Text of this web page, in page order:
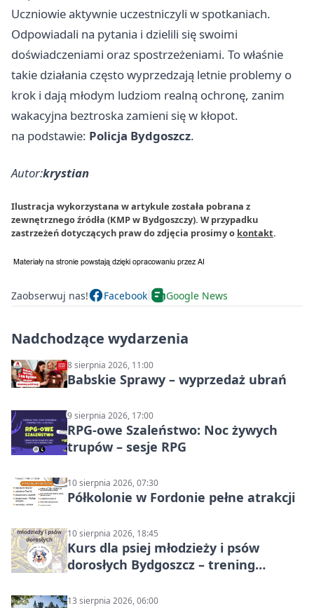
Uczniowie aktywnie uczestniczyli w spotkaniach.
Odpowiadali na pytania i dzielili się swoimi
doświadczeniami oraz spostrzeżeniami. To właśnie
takie działania często wyprzedzają letnie problemy o
krok i dają młodym ludziom realną ochronę, zanim
wakacyjna beztroska zamieni się w kłopot.
na podstawie: Policja Bydgoszcz.
Autor:krystian
Ilustracja wykorzystana w artykule została pobrana z
zewnętrznego źródła (KMP w Bydgoszczy). W przypadku
zastrzeżeń dotyczących praw do zdjęcia prosimy o kontakt.
Zaobserwuj nas! Facebook Google News
Nadchodzące wydarzenia
8 sierpnia 2026, 11:00
Babskie Sprawy – wyprzedaż ubrań
9 sierpnia 2026, 17:00
RPG-owe Szaleństwo: Noc żywych
trupów – sesje RPG
10 sierpnia 2026, 07:30
Półkolonie w Fordonie pełne atrakcji
10 sierpnia 2026, 18:45
Kurs dla psiej młodzieży i psów
dorosłych Bydgoszcz – trening
13 sierpnia 2026, 06:00